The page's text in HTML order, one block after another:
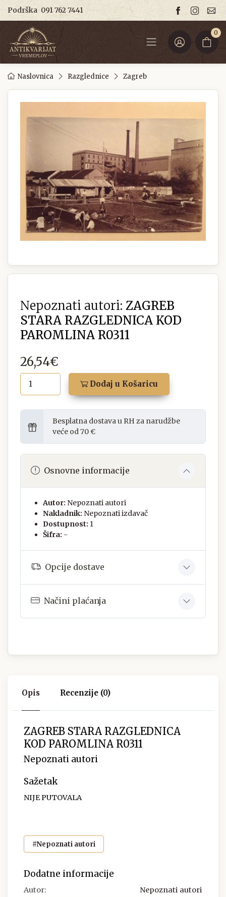
Podrška 091 762 7441
0
Naslovnica Razglednice Zagreb
Nepoznati autori: ZAGREB
STARA RAZGLEDNICA KOD
PAROMLINA R0311
26,54€
Dodaj u Košaricu
Besplatna dostava u RH za narudžbe
veće od 70 €
Osnovne informacije
Autor: Nepoznati autori
Nakladnik: Nepoznati izdavač
Dostupnost: 1
Šifra: -
Opcije dostave
Načini plaćanja
Opis Recenzije (0)
ZAGREB STARA RAZGLEDNICA
KOD PAROMLINA R0311
Nepoznati autori
Sažetak
NIJE PUTOVALA
#Nepoznati autori
Dodatne informacije
Autor: Nepoznati autori